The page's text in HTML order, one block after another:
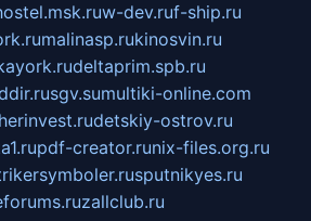
w-dev.ruf-ship.ru
malinasp.rukinosvin.ru
deltaprim.spb.ru
sgv.sumultiki-online.com
detskiy-ostrov.ru
pdf-creator.runix-files.org.ru
sputnikyes.ru
zallclub.ru